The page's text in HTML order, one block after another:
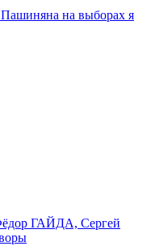
на выборах я
ГАЙДА, Сергей